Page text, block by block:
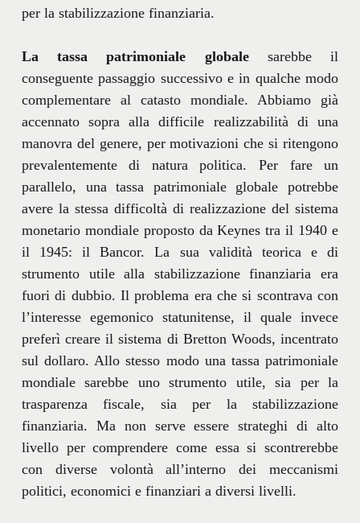
per la stabilizzazione finanziaria.
La tassa patrimoniale globalesarebbe il
conseguente passaggio successivo e in qualche modo
complementare al catasto mondiale. Abbiamo già
accennato sopra alla difficile realizzabilità di una
manovra del genere, per motivazioni che si ritengono
prevalentemente di natura politica. Per fare un
parallelo, una tassa patrimoniale globale potrebbe
avere la stessa difficoltà di realizzazione del sistema
monetario mondiale proposto da Keynes tra il 1940 e
il 1945: il Bancor. La sua validità teorica e di
strumento utile alla stabilizzazione finanziaria era
fuori di dubbio. Il problema era che si scontrava con
l’interesse egemonico statunitense, il quale invece
preferì creare il sistema di Bretton Woods, incentrato
sul dollaro. Allo stesso modo una tassa patrimoniale
mondiale sarebbe uno strumento utile, sia per la
trasparenza fiscale, sia per la stabilizzazione
finanziaria. Ma non serve essere strateghi di alto
livello per comprendere come essa si scontrerebbe
con diverse volontà all’interno dei meccanismi
politici, economici e finanziari a diversi livelli.